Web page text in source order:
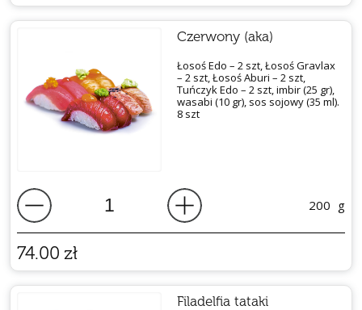
Czerwony (aka)
Łosoś Edo – 2 szt, Łosoś Gravlax
– 2 szt, Łosoś Aburi – 2 szt,
Tuńczyk Edo – 2 szt, imbir (25 gr),
wasabi (10 gr), sos sojowy (35 ml).
8 szt
200 g
74.00 zł
Filadelfia tataki